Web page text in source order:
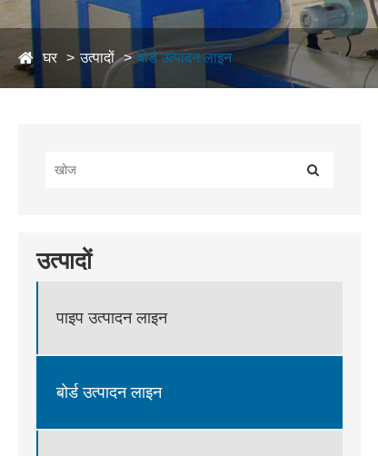
घर उत्पादों बोर्ड उत्पादन लाइन
उत्पादों
पाइप उत्पादन लाइन
बोर्ड उत्पादन लाइन